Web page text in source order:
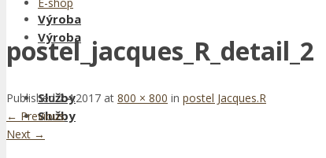
Výroba
Služby
Výroba
Služby
postel_jacques_R_detail_2
Published2.4.2017 at 800 × 800 in postel Jacques.R
← Previous
Next →